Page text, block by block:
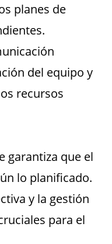
planes de
del equipo y
recursos
garantiza que el
lo planificado.
y la gestión
para el